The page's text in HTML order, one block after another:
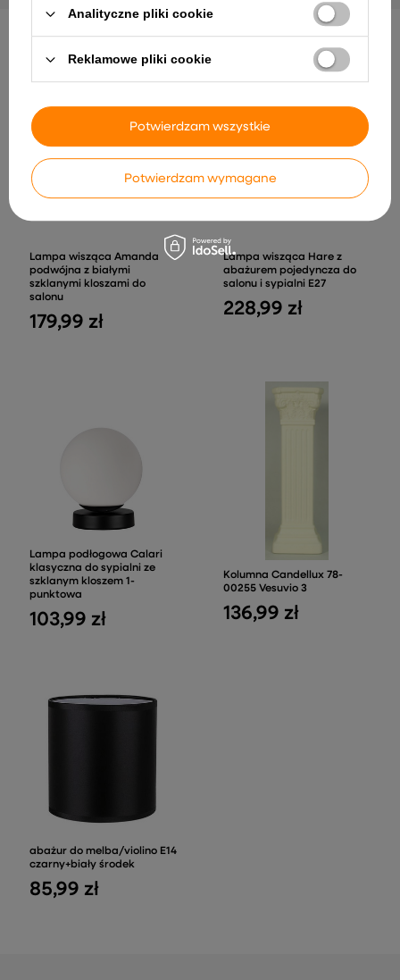
INNE PRODUKTY PRODUCENTA
Lampa wisząca Amanda
podwójna z białymi
szklanymi kloszami do
salonu
179,99 zł
Lampa wisząca Hare z
abażurem pojedyncza do
salonu i sypialni E27
228,99 zł
Lampa podłogowa Calari
klasyczna do sypialni ze
szklanym kloszem 1-
punktowa
103,99 zł
Kolumna Candellux 78-
00255 Vesuvio 3
136,99 zł
abażur do melba/violino E14
czarny+biały środek
85,99 zł
Analityczne pliki cookie
Reklamowe pliki cookie
Potwierdzam wymagane
Potwierdzam wszystkie